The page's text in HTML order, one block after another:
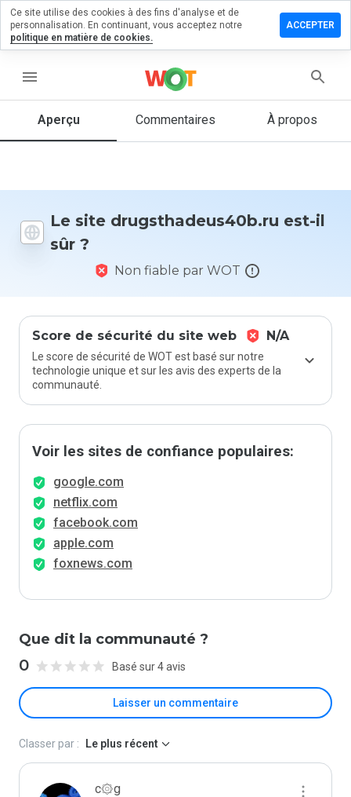
menu
Aperçu Commentaires À propos
Le site drugsthadeus40b.ru est-il
sûr ?
Non fiable par WOT
Score de sécurité du site web N/A
Le score de sécurité de WOT est basé sur notre
technologie unique et sur les avis des experts de la
communauté.
Voir les sites de confiance populaires:
google.com
netflix.com
facebook.com
apple.com
foxnews.com
Que dit la communauté ?
0 Basé sur 4 avis
Laisser un commentaire
un
sur
Quelle
donneriez-
Classer par : Le plus récent
c۞g
Ce site utilise des cookies à des fins d'analyse et de
personnalisation. En continuant, vous acceptez notre
politique en matière de cookies.
ACCEPTER